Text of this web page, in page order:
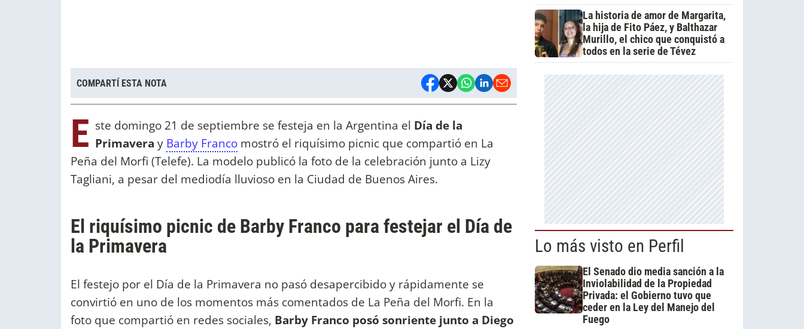
COMPARTÍ ESTA NOTA
E ste domingo 21 de septiembre se festeja en la Argentina el Día de la
Primavera y Barby Franco mostró el riquísimo picnic que compartió en La
Peña del Morfi (Telefe). La modelo publicó la foto de la celebración junto a Lizy
Tagliani, a pesar del mediodía lluvioso en la Ciudad de Buenos Aires.
El riquísimo picnic de Barby Franco para festejar el Día de
la Primavera
El festejo por el Día de la Primavera no pasó desapercibido y rápidamente se
convirtió en uno de los momentos más comentados de La Peña del Morfi. En la
foto que compartió en redes sociales, Barby Franco posó sonriente junto a Diego
La historia de amor de Margarita,
la hija de Fito Páez, y Balthazar
Murillo, el chico que conquistó a
todos en la serie de Tévez
Lo más visto en Perfil
El Senado dio media sanción a la
Inviolabilidad de la Propiedad
Privada: el Gobierno tuvo que
ceder en la Ley del Manejo del
Fuego